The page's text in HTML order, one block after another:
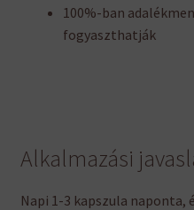
100%-ban
fogyaszthatják
Alkalmazási
Napi 1-3 kapszula naponta,